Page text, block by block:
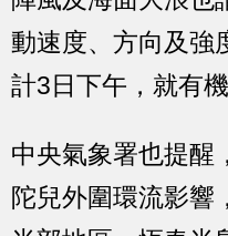
動速度、方向及強
計3日下午，就有
中央氣象署也提醒
陀兒外圍環流影響